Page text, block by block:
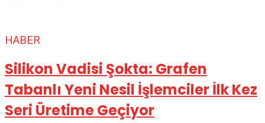
HABER
Silikon Vadisi Şokta: Grafen
Tabanlı Yeni Nesil İşlemciler İlk Kez
Seri Üretime Geçiyor